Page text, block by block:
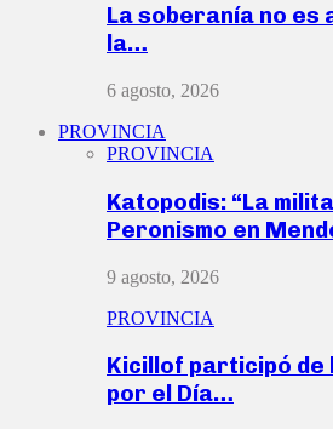
La soberanía no es
la…
6 agosto, 2026
PROVINCIA
PROVINCIA
Katopodis: “La
Peronismo en
9 agosto, 2026
PROVINCIA
Kicillof participó
por el Día…